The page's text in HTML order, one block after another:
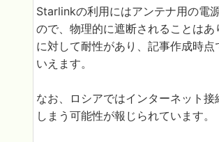
Starlinkの利用にはアンテナ用の電
ので、物理的に遮断されることは
に対して耐性があり、記事作成時
いえます。
なお、ロシアではインターネット
しまう可能性が報じられています。